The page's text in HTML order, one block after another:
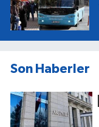
Son Haberler